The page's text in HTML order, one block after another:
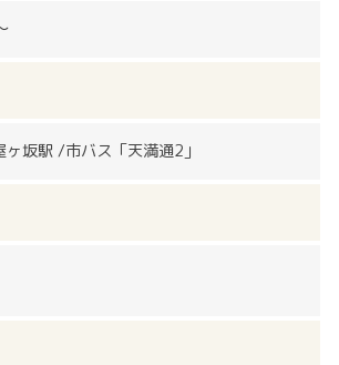
坂駅 /市バス「天満通2」